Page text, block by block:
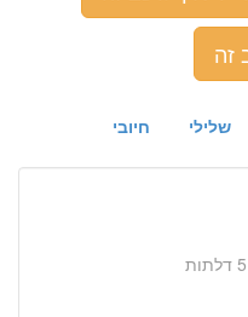
זה
חיובי שלילי